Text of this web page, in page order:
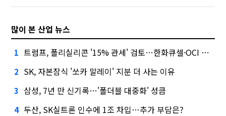
많이 본 산업 뉴스
1 트럼프, 폴리실리콘 '15% 관세' 검토…한화큐셀·OCI 영향은?
2 SK, 자본잠식 '쏘카 말레이' 지분 더 사는 이유
3 삼성, 7년 만 신기록…'폴더블 대중화' 성큼
4 두산, SK실트론 인수에 1조 차입…추가 부담은?